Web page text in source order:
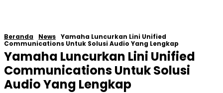
Beranda News Yamaha Luncurkan Lini Unified
Communications Untuk Solusi Audio Yang Lengkap
Yamaha Luncurkan Lini Unified
Communications Untuk Solusi
Audio Yang Lengkap